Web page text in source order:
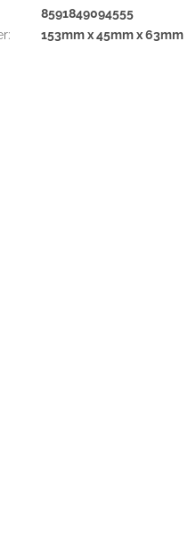
8591849094555
: 153mm x 45mm x 63mm